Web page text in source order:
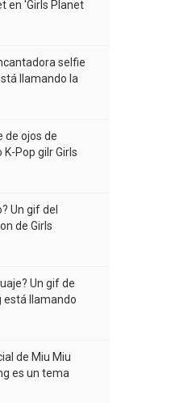
en 'Girls Planet
selfie
llamando la
de ojos de
Pop gilr Girls
Un gif del
de Girls
llamando la
Un gif de
está llamando
de Miu Miu
es un tema